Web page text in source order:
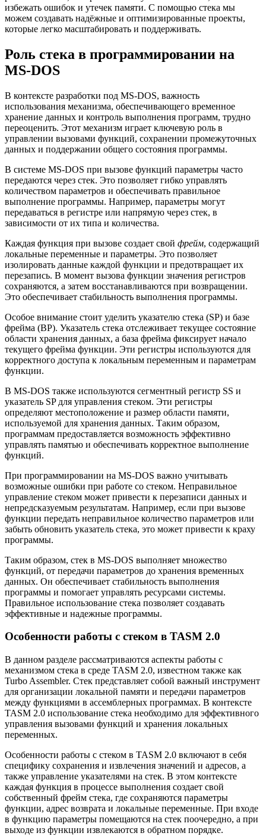
избежать ошибок и утечек памяти. С помощью стека мы
можем создавать надёжные и оптимизированные проекты,
которые легко масштабировать и поддерживать.
Роль стека в программировании на
MS-DOS
В контексте разработки под MS-DOS, важность
использования механизма, обеспечивающего временное
хранение данных и контроль выполнения программ, трудно
переоценить. Этот механизм играет ключевую роль в
управлении вызовами функций, сохранении промежуточных
данных и поддержании общего состояния программы.
В системе MS-DOS при вызове функций параметры часто
передаются через стек. Это позволяет гибко управлять
количеством параметров и обеспечивать правильное
выполнение программы. Например, параметры могут
передаваться в регистре или напрямую через стек, в
зависимости от их типа и количества.
Каждая функция при вызове создает свой фрейм, содержащий
локальные переменные и параметры. Это позволяет
изолировать данные каждой функции и предотвращает их
перезапись. В момент вызова функции значения регистров
сохраняются, а затем восстанавливаются при возвращении.
Это обеспечивает стабильность выполнения программы.
Особое внимание стоит уделить указателю стека (SP) и базе
фрейма (BP). Указатель стека отслеживает текущее состояние
области хранения данных, а база фрейма фиксирует начало
текущего фрейма функции. Эти регистры используются для
корректного доступа к локальным переменным и параметрам
функции.
В MS-DOS также используются сегментный регистр SS и
указатель SP для управления стеком. Эти регистры
определяют местоположение и размер области памяти,
используемой для хранения данных. Таким образом,
программам предоставляется возможность эффективно
управлять памятью и обеспечивать корректное выполнение
функций.
При программировании на MS-DOS важно учитывать
возможные ошибки при работе со стеком. Неправильное
управление стеком может привести к перезаписи данных и
непредсказуемым результатам. Например, если при вызове
функции передать неправильное количество параметров или
забыть обновить указатель стека, это может привести к краху
программы.
Таким образом, стек в MS-DOS выполняет множество
функций, от передачи параметров до хранения временных
данных. Он обеспечивает стабильность выполнения
программы и помогает управлять ресурсами системы.
Правильное использование стека позволяет создавать
эффективные и надежные программы.
Особенности работы с стеком в TASM 2.0
В данном разделе рассматриваются аспекты работы с
механизмом стека в среде TASM 2.0, известном также как
Turbo Assembler. Стек представляет собой важный инструмент
для организации локальной памяти и передачи параметров
между функциями в ассемблерных программах. В контексте
TASM 2.0 использование стека необходимо для эффективного
управления вызовами функций и хранения локальных
переменных.
Особенности работы с стеком в TASM 2.0 включают в себя
специфику сохранения и извлечения значений и адресов, а
также управление указателями на стек. В этом контексте
каждая функция в процессе выполнения создает свой
собственный фрейм стека, где сохраняются параметры
функции, адрес возврата и локальные переменные. При входе
в функцию параметры помещаются на стек поочередно, а при
выходе из функции извлекаются в обратном порядке.